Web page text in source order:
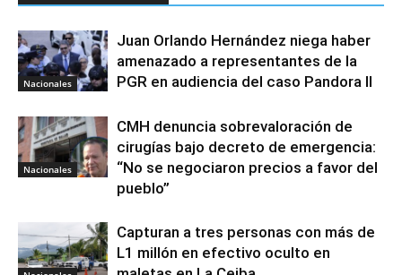
Nacionales
Juan Orlando Hernández niega haber
amenazado a representantes de la
PGR en audiencia del caso Pandora II
Nacionales
CMH denuncia sobrevaloración de
cirugías bajo decreto de emergencia:
“No se negociaron precios a favor del
pueblo”
Capturan a tres personas con más de
L1 millón en efectivo oculto en